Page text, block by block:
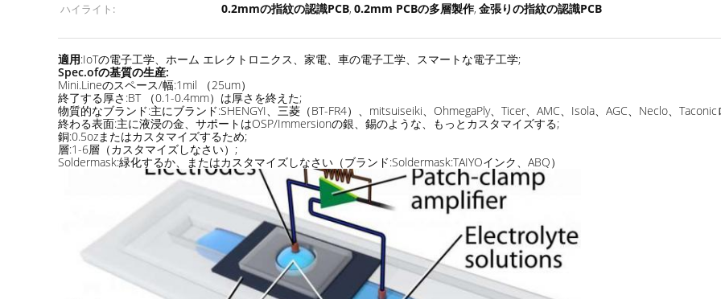
ハイライト:
0.2mmの指紋の認識PCB, 0.2mm PCBの多層製作, 金張りの指紋の認識PCB
適用:IoTの電子工学、ホーム エレクトロニクス、家電、車の電子工学、スマートな電子工学;
Spec.ofの基質の生産:
Mini.Lineのスペース/幅:1mil （25um）
終了する厚さ:BT （0.1-0.4mm）は厚さを終えた;
物質的なブランド:主にブランド:SHENGYI、三菱（BT-FR4）、mitsuiseiki、OhmegaPly、Ticer、AMC、Isola、AGC、Neclo、
終わる表面:主に液浸の金、サポートはOSP/Immersionの銀、錫のような、もっとカスタマイズする;
銅:0.5ozまたはカスタマイズするため;
層:1-6層（カスタマイズしなさい）;
Soldermask:緑化するか、またはカスタマイズしなさい（ブランド:Soldermask:TAIYOインク、ABQ）